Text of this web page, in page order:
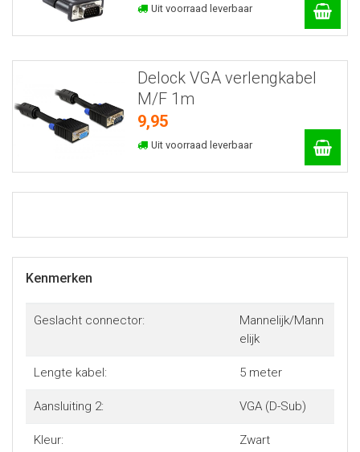
Uit voorraad leverbaar
Delock VGA verlengkabel
M/F 1m
9,95
Uit voorraad leverbaar
Kenmerken
Geslacht connector:
Mannelijk/Mann
elijk
Lengte kabel: 5 meter
Aansluiting 2: VGA (D-Sub)
Kleur: Zwart